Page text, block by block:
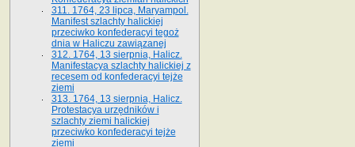
311. 1764, 23 lipca, Maryampol.
Manifest szlachty halickiej
przeciwko konfederacyi tegoż
dnia w Haliczu zawiązanej
312. 1764, 13 sierpnia, Halicz.
Manifestacya szlachty halickiej z
recesem od konfederacyi tejże
ziemi
313. 1764, 13 sierpnia, Halicz.
Protestacya urzędników i
szlachty ziemi halickiej
przeciwko konfederacyi tejże
ziemi